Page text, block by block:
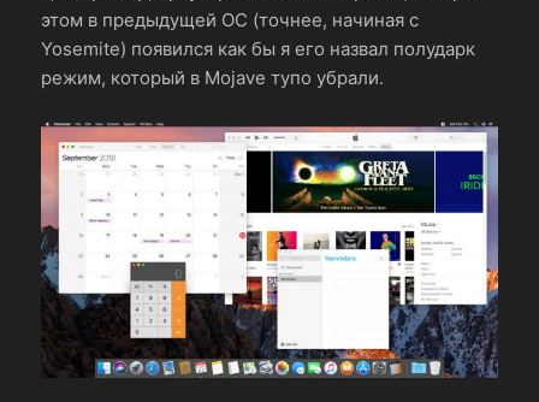
этом в предыдущей ОС (точнее, начиная с
Yosemite) появился как бы я его назвал полударк
режим, который в Mojave тупо убрали.